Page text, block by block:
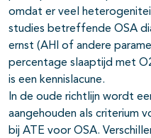
omdat er veel
studies betreffende OSA
ernst (AHI of andere
percentage slaaptijd met
is een kennislacune.
In de oude richtlijn wordt
aangehouden als criterium
bij ATE voor OSA.